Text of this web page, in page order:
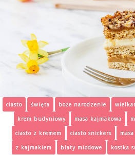
ciasto święta boże narodzenie
krem budyniowy
masa kajmakowa
ciasto z kremem
ciasto snickers
z kajmakiem
blaty miodowe kostka